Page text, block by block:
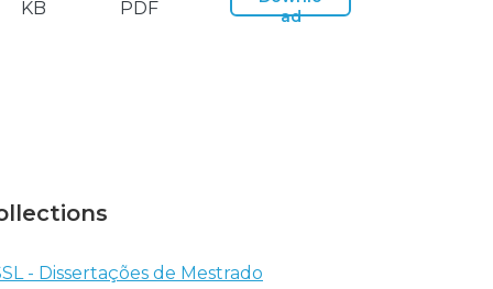
KB
PDF
ad
- Dissertações de Mestrado